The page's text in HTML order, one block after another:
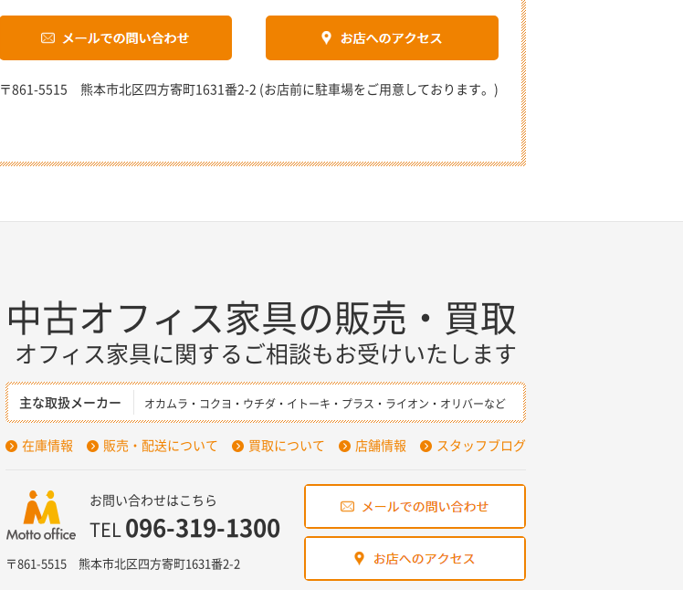
〒861-5515 熊本市北区四方寄町1631番2-2 (お店前に駐車場をご用意しております。)
中古オフィス家具の販売・買取
オフィス家具に関するご相談もお受けいたします
主な取扱メーカー オカムラ・コクヨ・ウチダ・イトーキ・プラス・ライオン・オリバーなど
在庫情報 販売・配送について 買取について 店舗情報 スタッフブログ
お問い合わせはこちら
TEL 096-319-1300
〒861-5515 熊本市北区四方寄町1631番2-2